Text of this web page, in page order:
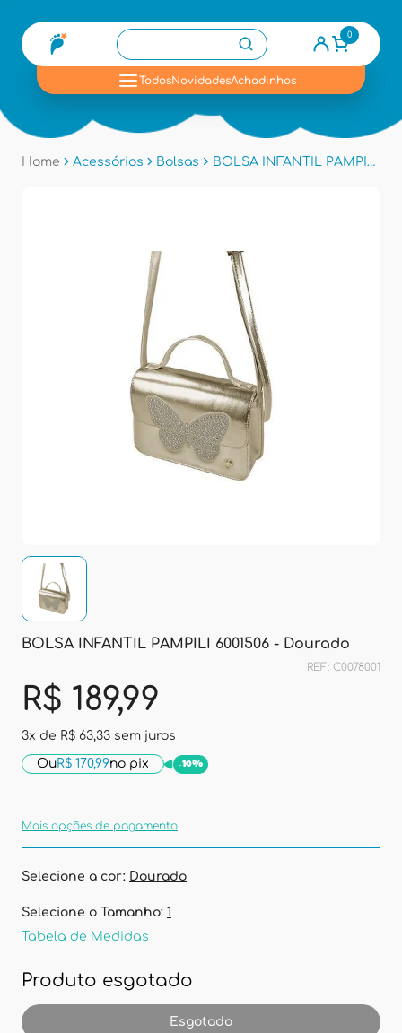
0
TodosNovidadesAchadinhos
Home Acessórios Bolsas BOLSA INFANTIL PAMPILI 6001506 - Dourado
BOLSA INFANTIL PAMPILI 6001506 - Dourado
REF: C0078001
R$ 189,99
3x de R$ 63,33 sem juros
OuR$ 170,99no pix -10%
Mais opções de pagamento
Selecione a cor: Dourado
Selecione o Tamanho: 1
Tabela de Medidas
Produto esgotado
Esgotado